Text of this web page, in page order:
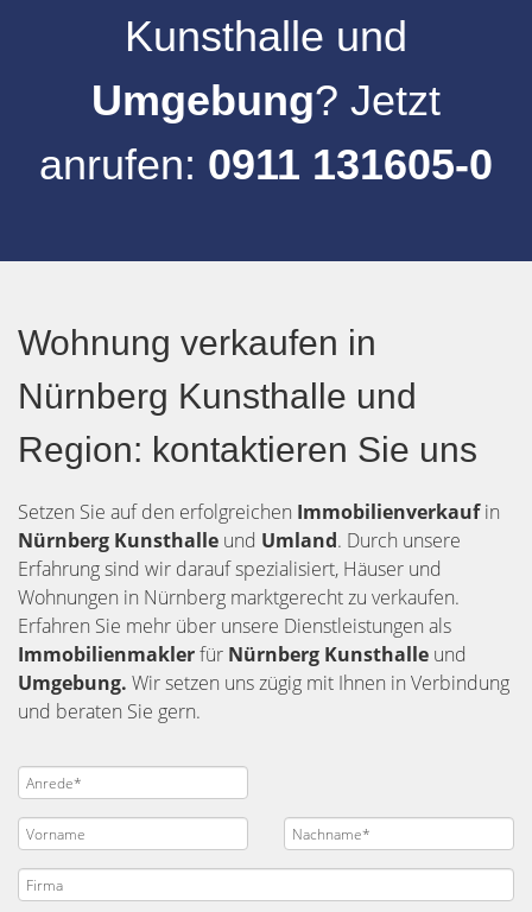
Kunsthalle und
Umgebung? Jetzt
anrufen: 0911 131605-0
Wohnung verkaufen in
Nürnberg Kunsthalle und
Region: kontaktieren Sie uns
Setzen Sie auf den erfolgreichen Immobilienverkaufin
Nürnberg Kunsthalle und Umland. Durch unsere
Erfahrung sind wir darauf spezialisiert, Häuser und
Wohnungen in Nürnberg marktgerecht zu verkaufen.
Erfahren Sie mehr über unsere Dienstleistungen als
Immobilienmaklerfür Nürnberg Kunsthalle und
Umgebung. Wir setzen uns zügig mit Ihnen in Verbindung
und beraten Sie gern.